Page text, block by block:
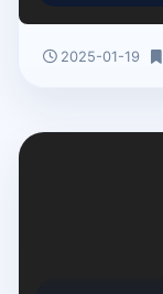
2025-01-19